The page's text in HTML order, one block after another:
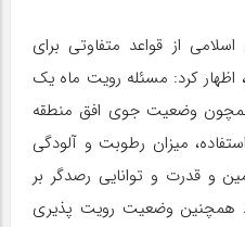
از قواعد متفاوتی برای
کرد: مسئله رویت ماه یک
وضعیت جوی افق منطقه
میزان رطوبت و آلودگی
و قدرت و توانایی رصدگر بر
همچنین وضعیت رویت پذیری